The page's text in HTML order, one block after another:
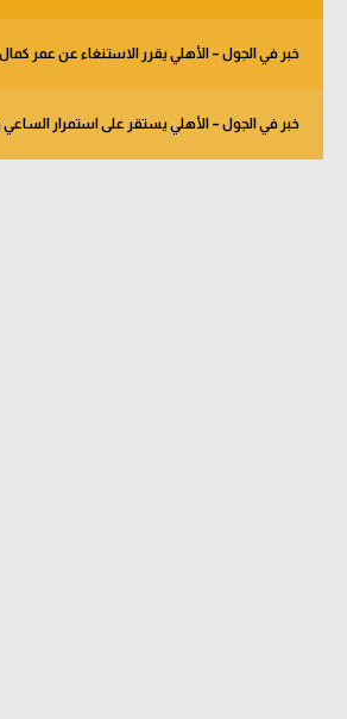
خبر في الجول – الأهلي يقرر الاستنغاء عن عمر كمال
خبر في الجول – الأهلي يستقر على استمرار الساعي